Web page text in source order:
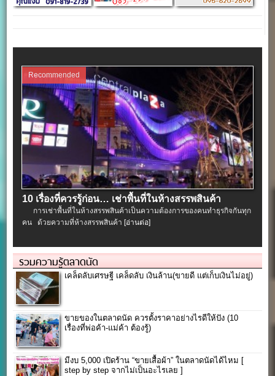
Recommended
10 เรื่องที่ควรรู้ก่อน… เช่าพื้นที่ในห้างสรรพสินค้า
การเช่าพื้นที่ในห้างสรรพสินค้าเป็นความต้องการของคนทำธุรกิจกันทุก
คน ด้วยความที่ห้างสรรพสินค้า [อ่านต่อ]
รวมความรู้ตลาดนัด
เคล็ดลับเศรษฐี เคล็ดลับ เงินล้าน(ขายดี แต่เก็บเงินไม่อยู่)
ขายของในตลาดนัด ควรตั้งราคาอย่างไรดีให้ปัง (10
เรื่องที่พ่อค้า-แม่ค้า ต้องรู้)
มีงบ 5,000 เปิดร้าน “ขายเสื้อผ้า” ในตลาดนัดได้ไหม [
step by step จากไม่เป็นอะไรเลย ]